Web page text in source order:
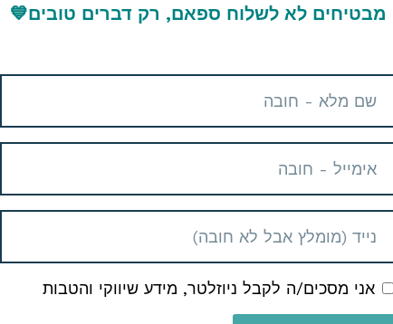
יש לכם שאלות בנוגע לדיל?
צריכים ונשמח לעזור
מוצרים או כול דבר אחר שתרצו
מבטיחים לא לשלוח ספאם, רק דברים טובים💙
אני מסכים/ה לקבל ניוזלטר, מידע שיווקי והטבות